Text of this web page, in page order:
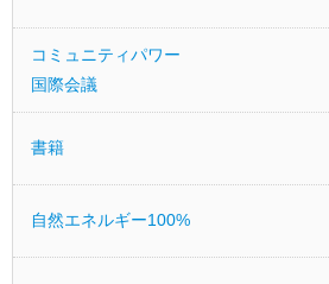
コミュニティパワー
国際会議
書籍
自然エネルギー100%